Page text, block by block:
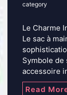
category
Le Charme
Le sac à
Symbole
accessoire
Read